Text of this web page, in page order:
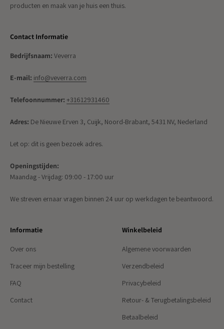
producten en maak van je huis een thuis.
Contact Informatie
Bedrijfsnaam: Veverra
E-mail: info@veverra.com
Telefoonnummer: +31612931460
Adres: De Nieuwe Erven 3, Cuijk, Noord-Brabant, 5431 NV, Nederland
Let op: dit is geen bezoek adres.
Openingstijden:
Maandag - Vrijdag: 09:00 - 17:00 uur
We streven ernaar vragen binnen 24 uur op werkdagen te beantwoord.
Informatie
Over ons
Traceer mijn bestelling
FAQ
Contact
Winkelbeleid
Algemene voorwaarden
Verzendbeleid
Privacybeleid
Retour- & Terugbetalingsbeleid
Betaalbeleid